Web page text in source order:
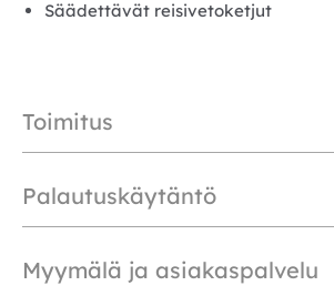
Säädettävät reisivetoketjut
Toimitus
Palautuskäytäntö
Myymälä ja asiakaspalvelu